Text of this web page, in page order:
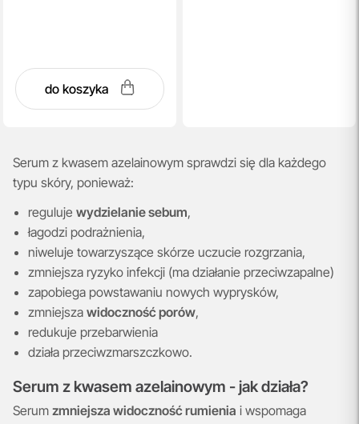
do koszyka
Serum z kwasem azelainowym sprawdzi się dla każdego
typu skóry, ponieważ:
regulujewydzielanie sebum,
łagodzi podrażnienia,
niweluje towarzyszące skórze uczucie rozgrzania,
zmniejsza ryzyko infekcji (ma działanie przeciwzapalne)
zapobiega powstawaniu nowych wyprysków,
zmniejszawidoczność porów,
redukuje przebarwienia
działa przeciwzmarszczkowo.
Serum z kwasem azelainowym - jak działa?
Serum zmniejsza widoczność rumienia i wspomaga